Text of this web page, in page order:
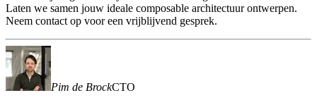
Laten we samen jouw ideale composable architectuur ontwerpen.
Neem contact op voor een vrijblijvend gesprek.
Pim de BrockCTO